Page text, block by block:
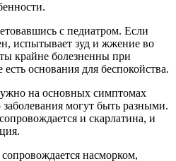
с педиатром. Если
испытывает зуд и жжение во
крайне болезненны при
основания для беспокойства.
на основных симптомах
могут быть разными.
и скарлатина, и
насморком,